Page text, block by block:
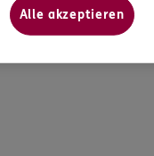
Alle akzeptieren